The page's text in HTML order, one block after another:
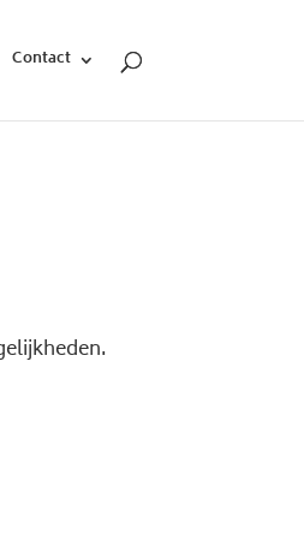
Contact